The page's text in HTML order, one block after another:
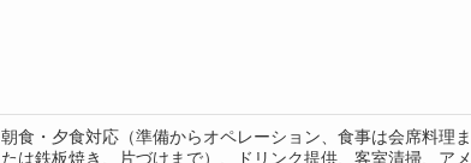
朝食・夕食対応（準備からオペレーション、食事は会席料理ま
たは鉄板焼き、片づけまで）、ドリンク提供、客室清掃、アメ